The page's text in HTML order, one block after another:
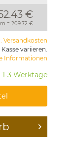
€
= 209.72 €
Versandkosten
variieren.
Informationen
3 Werktage